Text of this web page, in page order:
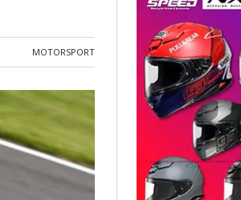
MOTORSPORT